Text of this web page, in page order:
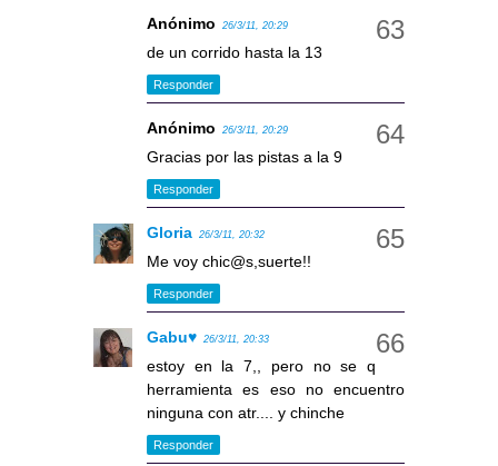
Anónimo 26/3/11, 20:29
de un corrido hasta la 13
Responder
Anónimo 26/3/11, 20:29
Gracias por las pistas a la 9
Responder
Gloria 26/3/11, 20:32
Me voy chic@s,suerte!!
Responder
Gabu♥ 26/3/11, 20:33
estoy en la 7,, pero no se q
herramienta es eso no encuentro
ninguna con atr.... y chinche
Responder